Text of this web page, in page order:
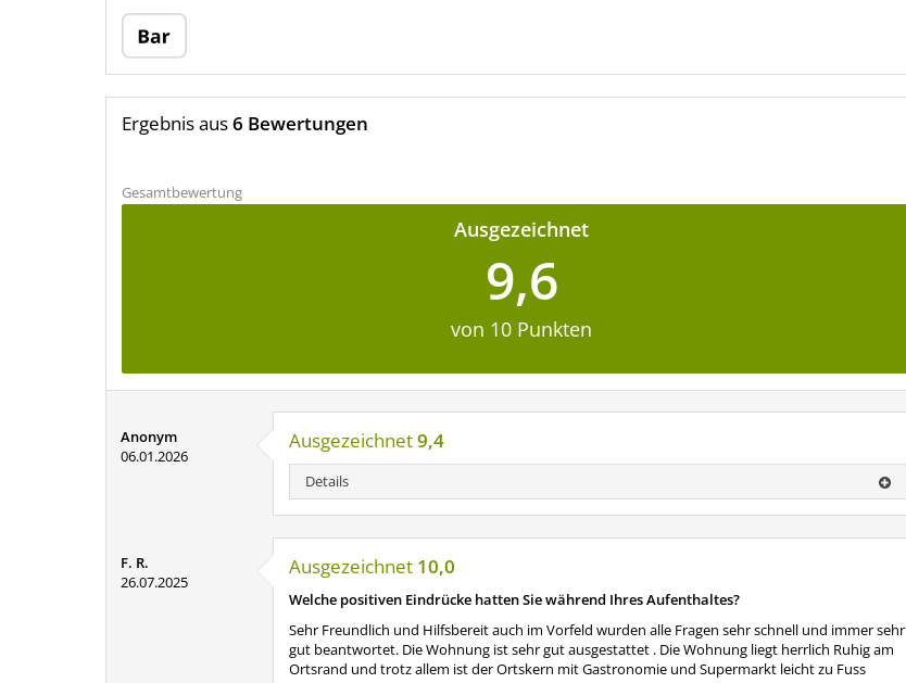
Ergebnis aus6 Bewertungen
Gesamtbewertung
Ausgezeichnet
9,6
von 10 Punkten
Anonym
06.01.2026
Ausgezeichnet9,4
Details
F. R.
26.07.2025
Ausgezeichnet 10,0
Welche positiven Eindrücke hatten Sie während Ihres Aufenthaltes?
Sehr Freundlich und Hilfsbereit auch im Vorfeld wurden alle Fragen sehr schnell und immer sehr
gut beantwortet. Die Wohnung ist sehr gut ausgestattet . Die Wohnung liegt herrlich Ruhig am
Ortsrand und trotz allem ist der Ortskern mit Gastronomie und Supermarkt leicht zu Fuss